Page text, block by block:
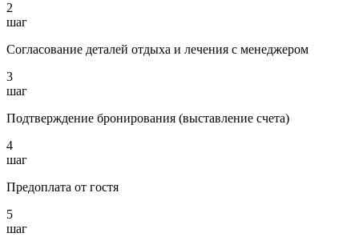
2
шаг
Согласование деталей отдыха и лечения с менеджером
3
шаг
Подтверждение бронирования (выставление счета)
4
шаг
Предоплата от гостя
5
шаг